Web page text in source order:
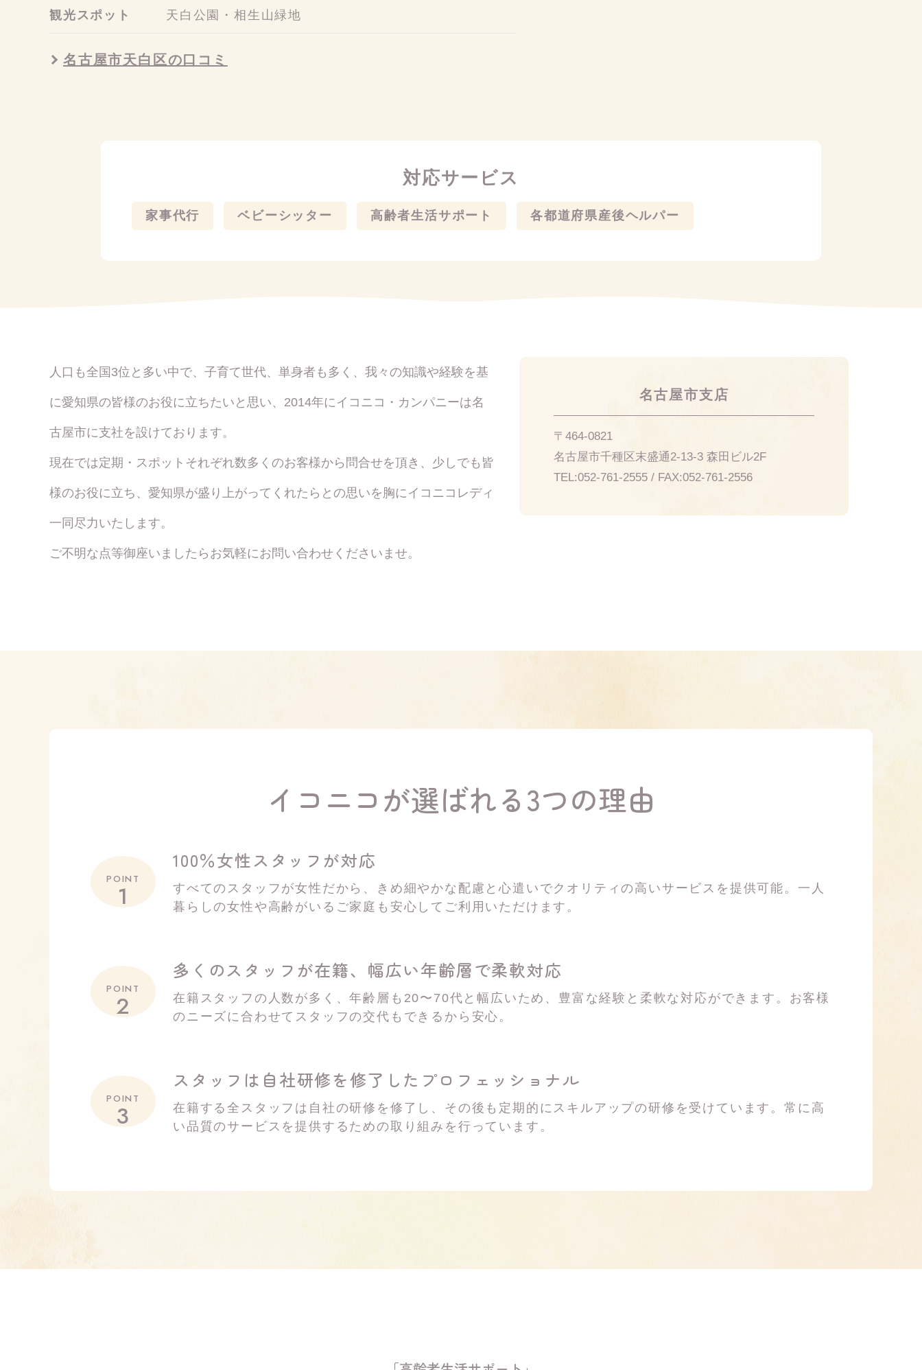
観光スポット 天白公園・相生山緑地
名古屋市天白区の口コミ
対応サービス
家事代行 ベビーシッター 高齢者生活サポート 各都道府県産後ヘルパー
人口も全国3位と多い中で、子育て世代、単身者も多く、我々の知識や経験を基
に愛知県の皆様のお役に立ちたいと思い、2014年にイコニコ・カンパニーは名
古屋市に支社を設けております。
現在では定期・スポットそれぞれ数多くのお客様から問合せを頂き、少しでも皆
様のお役に立ち、愛知県が盛り上がってくれたらとの思いを胸にイコニコレディ
一同尽力いたします。
ご不明な点等御座いましたらお気軽にお問い合わせくださいませ。
名古屋市支店
〒464-0821
名古屋市千種区末盛通2-13-3 森田ビル2F
TEL:052-761-2555 / FAX:052-761-2556
イコニコが選ばれる3つの理由
POINT
1
100％女性スタッフが対応
すべてのスタッフが女性だから、きめ細やかな配慮と心遣いでクオリティの高いサービスを提供可能。一人
暮らしの女性や高齢がいるご家庭も安心してご利用いただけます。
POINT
2
多くのスタッフが在籍、 幅広い年齢層で柔軟対応
在籍スタッフの人数が多く、年齢層も20〜70代と幅広いため、豊富な経験と柔軟な対応ができます。お客様
のニーズに合わせてスタッフの交代もできるから安心。
POINT
3
スタッフは自社研修を修了した プロフェッショナル
在籍する全スタッフは自社の研修を修了し、その後も定期的にスキルアップの研修を受けています。常に高
い品質のサービスを提供するための取り組みを行っています。